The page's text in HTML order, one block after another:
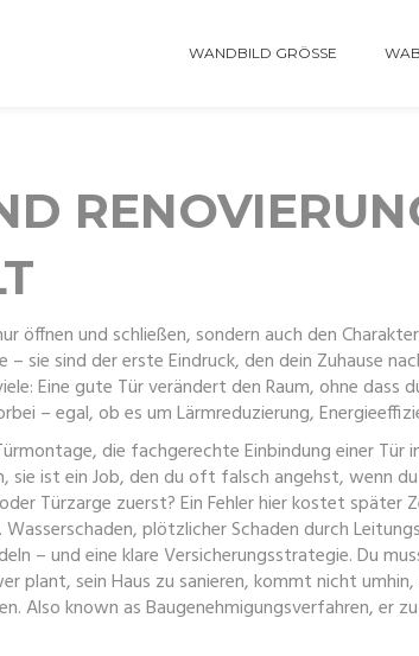
WANDBILD GRÖSSE
öffnen und schließen, sondern auch den
– sie sind der erste Eindruck, den dein Zuhause
Eine gute Tür verändert den Raum, ohne
– egal, ob es um Lärmreduzierung,
, die fachgerechte Einbindung einer Tür
, sie ist ein Job, den du oft falsch angehst, wenn
Türzarge zuerst? Ein Fehler hier kostet
Wasserschaden,plötzlicher Schaden durch
– und eine klare Versicherungsstrategie.Du
plant, sein Haus zu sanieren, kommt nicht
. Also known asBaugenehmigungsverfahren, er